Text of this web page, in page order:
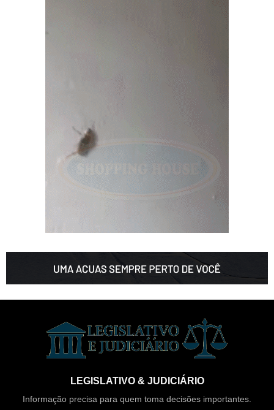
LEGISLATIVO & JUDICIÁRIO
Informação precisa para quem toma decisões importantes.